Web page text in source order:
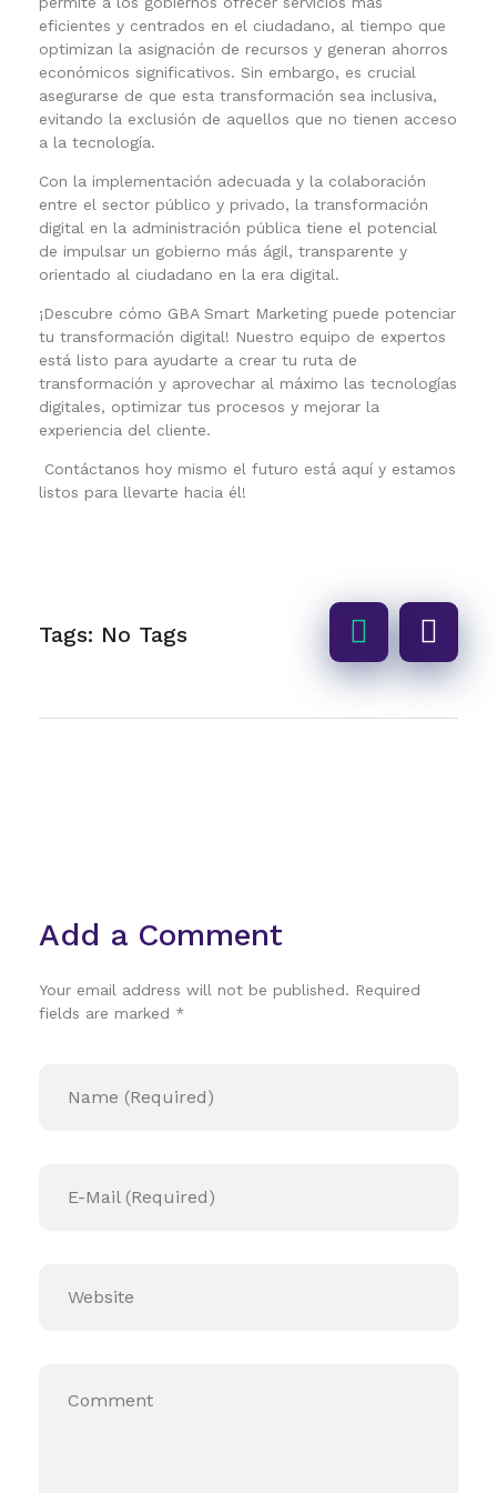
eficientes y centrados en el ciudadano, al tiempo que
optimizan la asignación de recursos y generan ahorros
económicos significativos. Sin embargo, es crucial
asegurarse de que esta transformación sea inclusiva,
evitando la exclusión de aquellos que no tienen acceso
a la tecnología.
Con la implementación adecuada y la colaboración
entre el sector público y privado, la transformación
digital en la administración pública tiene el potencial
de impulsar un gobierno más ágil, transparente y
orientado al ciudadano en la era digital.
¡Descubre cómo GBA Smart Marketing puede potenciar
tu transformación digital! Nuestro equipo de expertos
está listo para ayudarte a crear tu ruta de
transformación y aprovechar al máximo las tecnologías
digitales, optimizar tus procesos y mejorar la
experiencia del cliente.
Contáctanos hoy mismo el futuro está aquí y estamos
listos para llevarte hacia él!
Tags: No Tags
Add a Comment
Your email address will not be published. Required
fields are marked *